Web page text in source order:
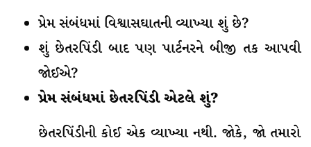
પ્રેમ સંબંધમાં વિશ્વાસઘાતની વ્યાખ્યા શું છે?
શું છેતરપિંડી બાદ પણ પાર્ટનરને બીજી તક આપવી
જોઈએ?
પ્રેમ સંબંધમાં છેતરપિંડી એટલે શું?
છેતરપિંડીની કોઈ એક વ્યાખ્યા નથી. જોકે, જો તમારો